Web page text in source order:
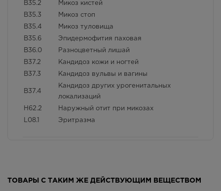
B35.2 Микоз кистей
B35.3 Микоз стоп
B35.4 Микоз туловища
B35.6 Эпидермофития паховая
B36.0 Разноцветный лишай
B37.2 Кандидоз кожи и ногтей
B37.3 Кандидоз вульвы и вагины
B37.4
Кандидоз других урогенитальных
локализаций
H62.2 Наружный отит при микозах
L08.1 Эритразма
ТОВАРЫ С ТАКИМ ЖЕ ДЕЙСТВУЮЩИМ ВЕЩЕСТВОМ